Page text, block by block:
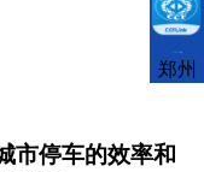
市停车的效率和
郑州